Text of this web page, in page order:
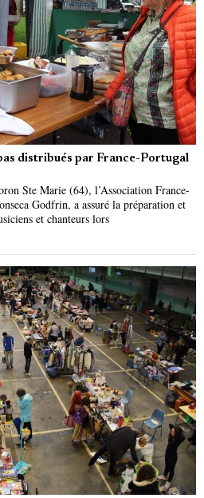
distribués par France-Portugal
Ste Marie (64), l’Association France-
Godfrin, a assuré la préparation et
et chanteurs lors